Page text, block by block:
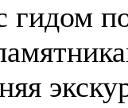
гидом